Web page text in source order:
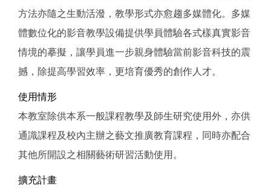
方法亦隨之生動活潑，教學形式亦愈趨多媒體化。多媒
體數位化的影音教學設備提供學員體驗各式樣真實影音
情境的摹擬，讓學員進一步親身體驗當前影音科技的震
撼，除提高學習效率，更培育優秀的創作人才。
使用情形
本教室除供本系一般課程教學及師生研究使用外，亦供
通識課程及校內主辦之藝文推廣教育課程，同時亦配合
其他所開設之相關藝術研習活動使用。
擴充計畫